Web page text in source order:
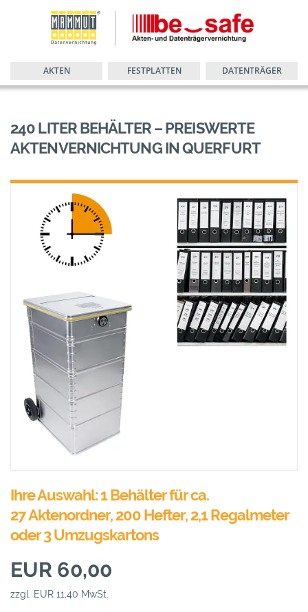
AKTEN FESTPLATTEN DATENTRÄGER
240 LITER BEHÄLTER – PREISWERTE
AKTENVERNICHTUNG IN QUERFURT
Ihre Auswahl: 1 Behälter für ca.
27 Aktenordner, 200 Hefter, 2,1 Regalmeter
oder 3 Umzugskartons
EUR 60,00
zzgl. EUR 11,40 MwSt.